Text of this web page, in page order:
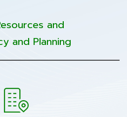
and
and Planning